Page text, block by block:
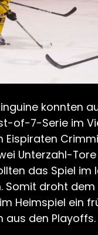
konnten
of-7-Serie im
Eispiraten
Unterzahl-
das Spiel im
Somit droht dem
Heimspiel ein
aus den Playoffs.